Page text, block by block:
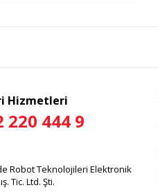
Hizmetleri
220 444 9
Robot Teknolojileri Elektronik
Tic. Ltd. Şti.